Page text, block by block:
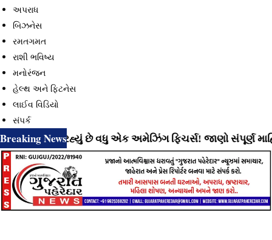
અપરાધ
બિઝનેસ
રમતગમત
રાશી ભવિષ્ય
મનોરંજન
હેલ્થ અને ફિટનેસ
લાઈવ વિડિયો
સંપર્ક
Breaking News
લાવી રહ્યું છે વધુ એક અમેઝિંગ ફિચર્સ! જાણો સંપૂર્ણ માહિતી